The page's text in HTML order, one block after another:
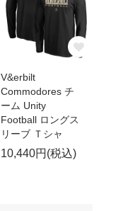
V&erbilt
Commodores チ
ーム Unity
Football ロングス
リーブ Ｔシャ
10,440円(税込)